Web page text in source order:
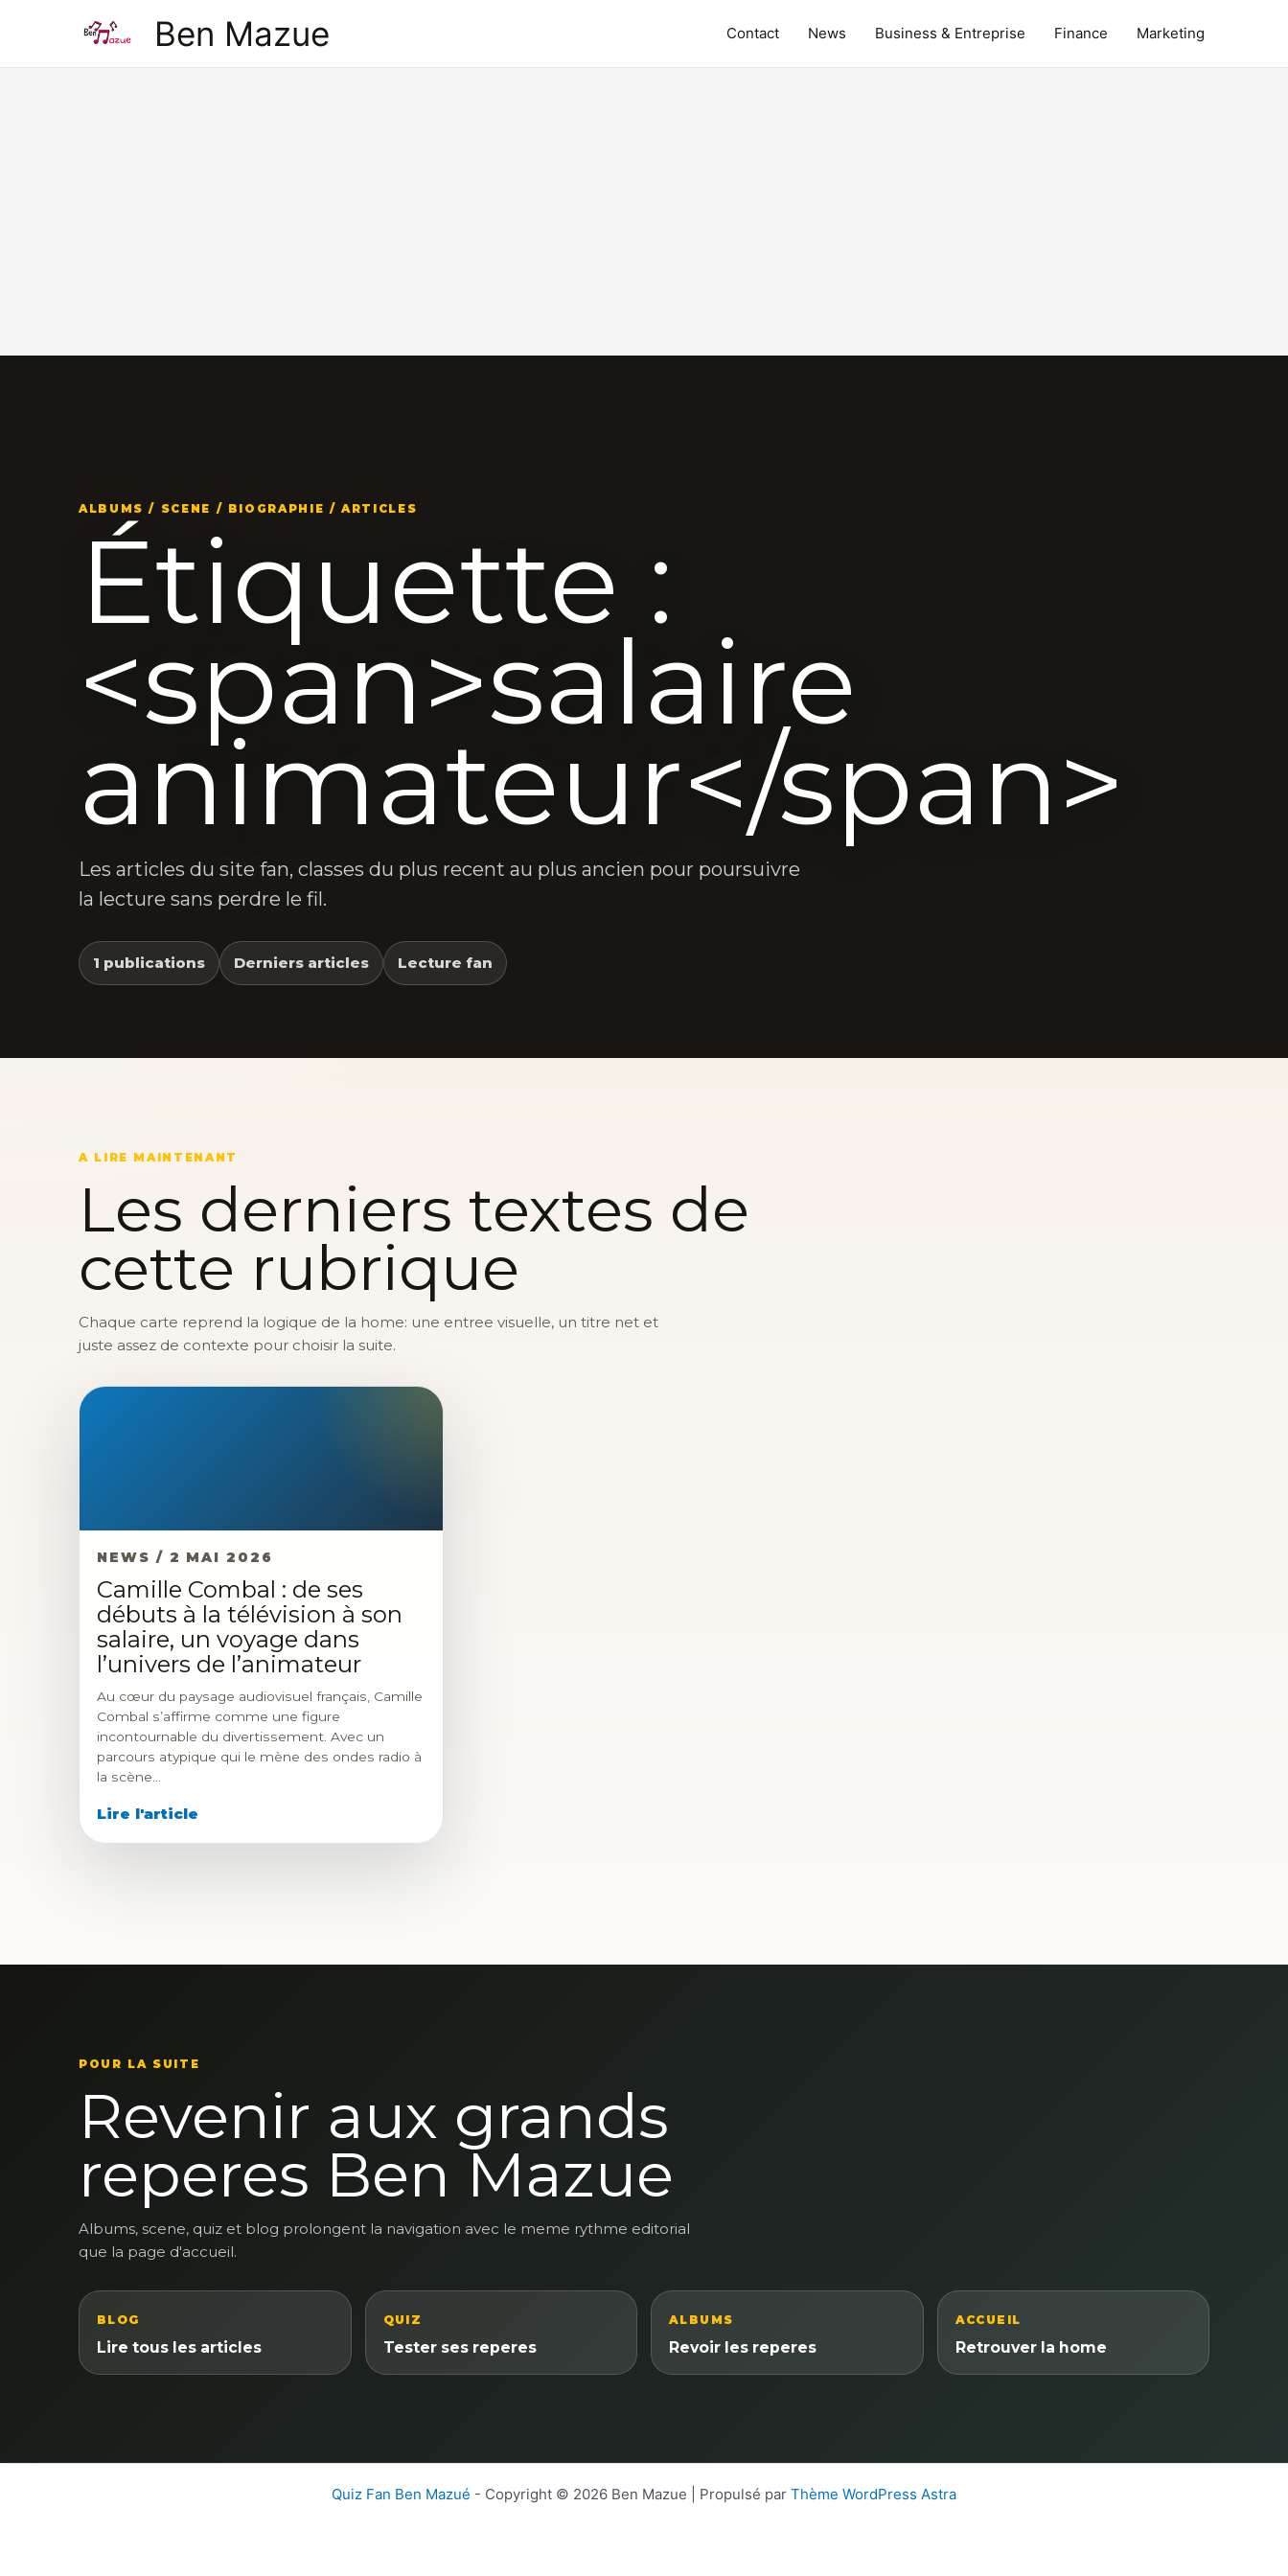
Ben Mazue Contact News Business & Entreprise Finance Marketing
ALBUMS / SCENE / BIOGRAPHIE / ARTICLES
Étiquette :
<span>salaire
animateur</span>
Les articles du site fan, classes du plus recent au plus ancien pour poursuivre
la lecture sans perdre le fil.
1 publications Derniers articles Lecture fan
A LIRE MAINTENANT
Les derniers textes de
cette rubrique
Chaque carte reprend la logique de la home: une entree visuelle, un titre net et
juste assez de contexte pour choisir la suite.
NEWS / 2 MAI 2026
Camille Combal : de ses
débuts à la télévision à son
salaire, un voyage dans
l’univers de l’animateur
Au cœur du paysage audiovisuel français, Camille
Combal s’affirme comme une figure
incontournable du divertissement. Avec un
parcours atypique qui le mène des ondes radio à
la scène…
Lire l'article
POUR LA SUITE
Revenir aux grands
reperes Ben Mazue
Albums, scene, quiz et blog prolongent la navigation avec le meme rythme editorial
que la page d'accueil.
BLOG
Lire tous les articles
QUIZ
Tester ses reperes
ALBUMS
Revoir les reperes
ACCUEIL
Retrouver la home
Quiz Fan Ben Mazué - Copyright © 2026 Ben Mazue | Propulsé par Thème WordPress Astra